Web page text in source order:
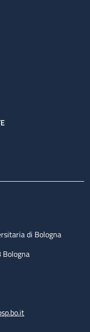
di Bologna
Bologna